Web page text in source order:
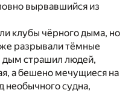
вырвавшийся из
клубы чёрного дыма, но
разрывали тёмные
дым страшил людей,
а бешено мечущиеся на
необычного судна,